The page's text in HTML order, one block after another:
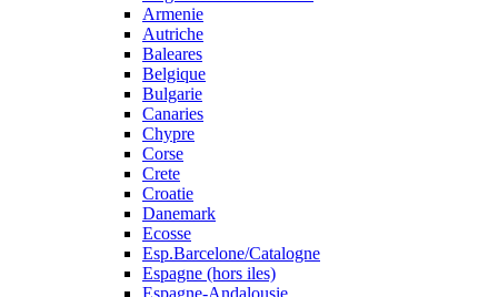
Armenie
Autriche
Baleares
Belgique
Bulgarie
Canaries
Chypre
Corse
Crete
Croatie
Danemark
Ecosse
Esp.Barcelone/Catalogne
Espagne (hors iles)
Espagne-Andalousie